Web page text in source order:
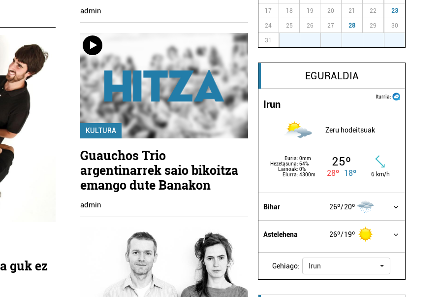
guk ez
admin
KULTURA
Guauchos Trio
argentinarrek saio bikoitza
emango dute Banakon
admin
17 18 19 20 21 22 23
24 25 26 27 28 29 30
31
EGURALDIA
Iturria:
Irun
Zeru hodeitsuak
Euria: 0mm
Hezetasuna: 64%
Lainoak: 0%
Elurra: 4300m
25º
28º 18º 6 km/h
Bihar 26º 20º
Astelehena 26º 19º
Gehiago: Irun